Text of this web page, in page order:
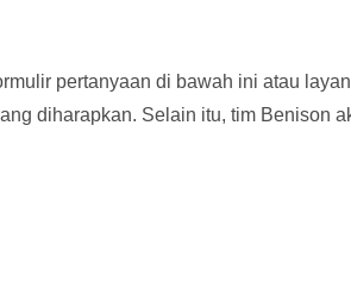
pertanyaan di bawah ini atau
diharapkan. Selain itu, tim Benison